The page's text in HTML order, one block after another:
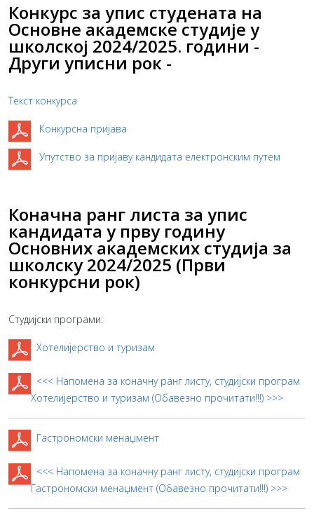
Конкурс за упис студената на
Основне академске студије у
школској 2024/2025. години -
Други уписни рок -
Текст конкурса
Конкурсна пријава
Упутство за пријаву кандидата електронским путем
Коначна ранг листа за упис
кандидата у прву годину
Основних академских студија за
школску 2024/2025 (Први
конкурсни рок)
Студијски програми:
Хотелијерство и туризам
<<< Напомена за коначну ранг листу, студијски програм
Хотелијерство и туризам (Обавезно прочитати!!!) >>>
Гастрономски менаџмент
<<< Напомена за коначну ранг листу, студијски програм
Гастрономски менаџмент (Обавезно прочитати!!!) >>>